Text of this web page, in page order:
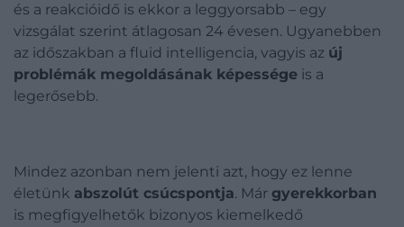
és a reakcióidő is ekkor a leggyorsabb – egy
vizsgálat szerint átlagosan 24 évesen. Ugyanebben
az időszakban a fluid intelligencia, vagyis az új
problémák megoldásának képessége is a
legerősebb.
Mindez azonban nem jelenti azt, hogy ez lenne
életünk abszolút csúcspontja. Már gyerekkorban
is megfigyelhetők bizonyos kiemelkedő